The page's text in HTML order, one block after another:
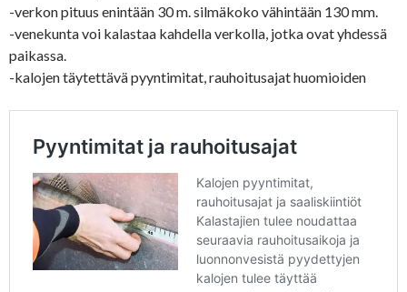
-verkon pituus enintään 30 m. silmäkoko vähintään 130 mm.
-venekunta voi kalastaa kahdella verkolla, jotka ovat yhdessä
paikassa.
-kalojen täytettävä pyyntimitat, rauhoitusajat huomioiden